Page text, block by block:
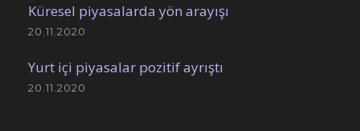
Küresel piyasalarda yön arayışı
20.11.2020
Yurt içi piyasalar pozitif ayrıştı
20.11.2020